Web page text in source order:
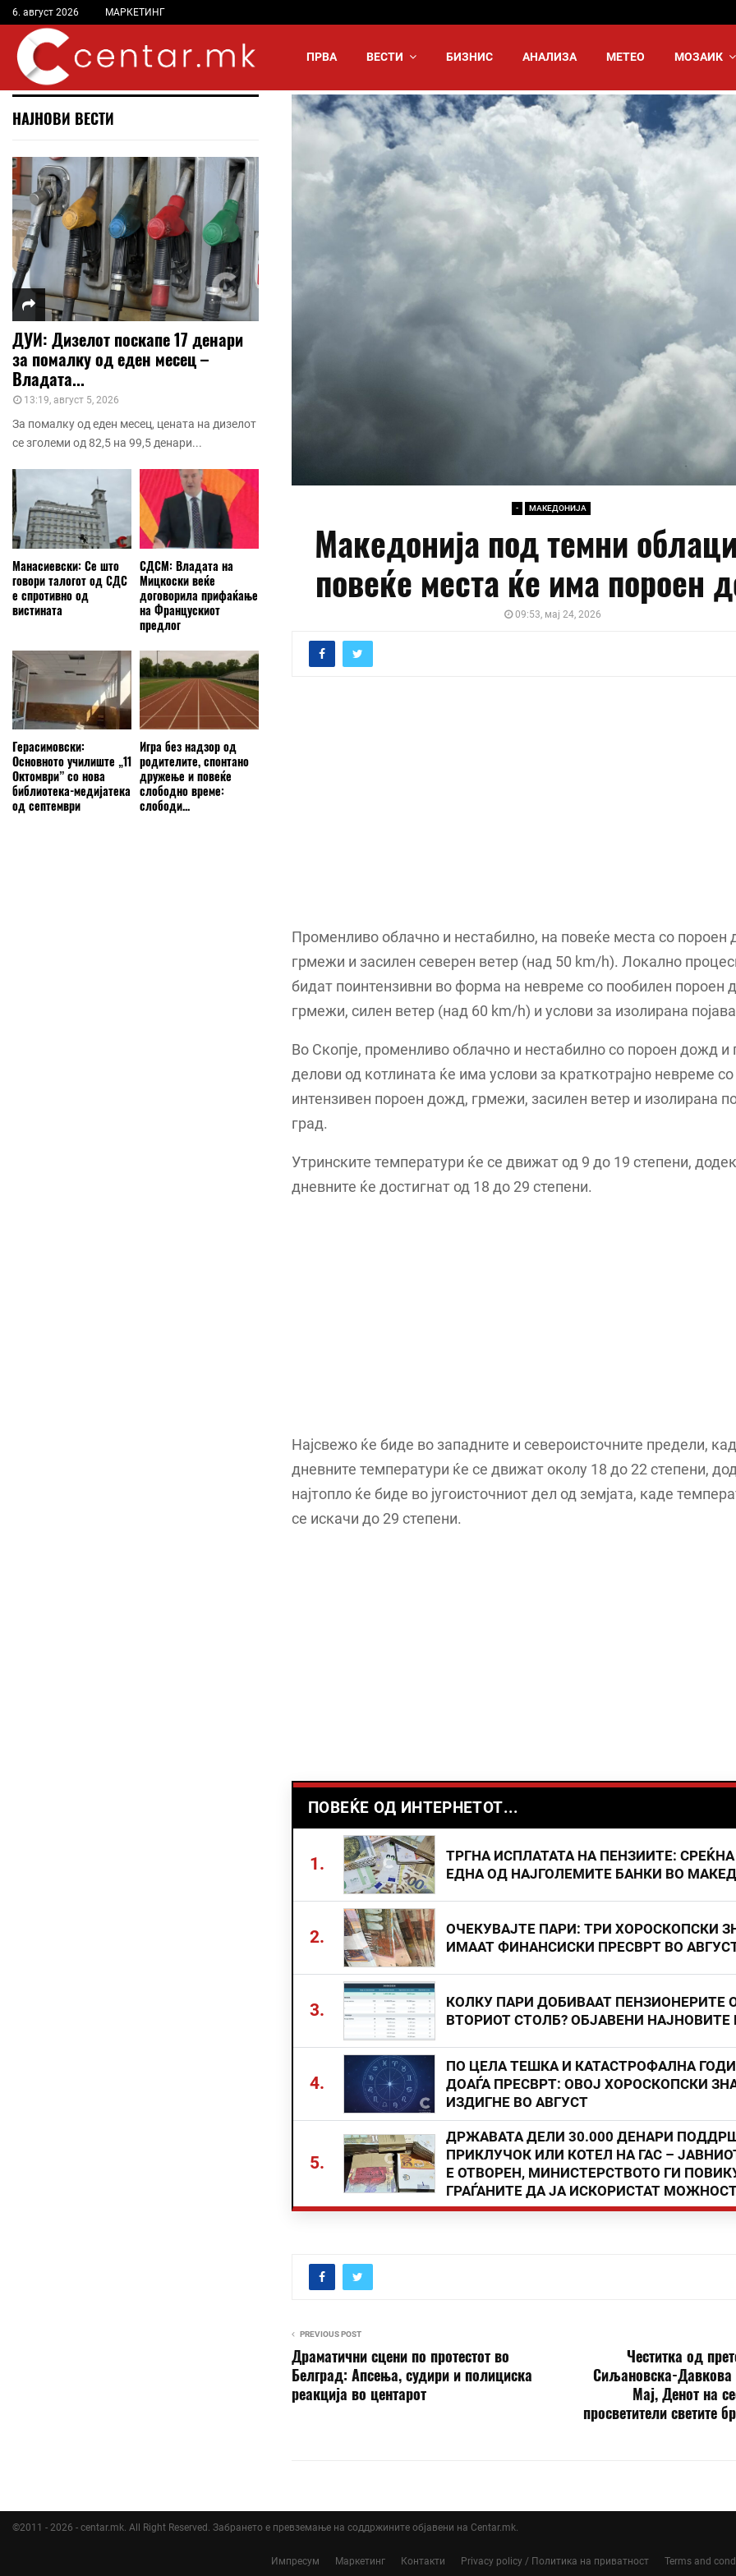
6. август 2026 МАРКЕТИНГ
ПРВА ВЕСТИ БИЗНИС АНАЛИЗА МЕТЕО МОЗАИК
- МАКЕДОНИЈА
Македонија под темни
повеќе места ќе има пороен
09:53, мај 24, 2026
Променливо облачно и нестабилно, на повеќе места со пороен
грмежи и засилен северен ветер (над 50 km/h). Локално
бидат поинтензивни во форма на невреме со пообилен пороен
грмежи, силен ветер (над 60 km/h) и услови за изолирана
Во Скопје, променливо облачно и нестабилно со пороен дожд
делови од котлината ќе има услови за краткотрајно невреме со
интензивен пороен дожд, грмежи, засилен ветер и изолирана
град.
Утринските температури ќе се движат од 9 до 19 степени,
дневните ќе достигнат од 18 до 29 степени.
Најсвежо ќе биде во западните и североисточните предели,
дневните температури ќе се движат околу 18 до 22 степени,
најтопло ќе биде во југоисточниот дел од земјата, каде
се искачи до 29 степени.
ПОВЕЌЕ ОД ИНТЕРНЕТОТ...
1.
ТРГНА ИСПЛАТАТА НА ПЕНЗИИТЕ:
ЕДНА ОД НАЈГОЛЕМИТЕ БАНКИ ВО
2.
ОЧЕКУВАЈТЕ ПАРИ: ТРИ ХОРОСКОПСКИ
ИМААТ ФИНАНСИСКИ ПРЕСВРТ ВО
3.
КОЛКУ ПАРИ ДОБИВААТ ПЕНЗИОНЕРИТЕ
ВТОРИОТ СТОЛБ? ОБЈАВЕНИ НАЈНОВИТЕ
4.
ПО ЦЕЛА ТЕШКА И КАТАСТРОФАЛНА
ДОАЃА ПРЕСВРТ: ОВОЈ ХОРОСКОПСКИ
ИЗДИГНЕ ВО АВГУСТ
5.
ДРЖАВАТА ДЕЛИ 30.000 ДЕНАРИ
ПРИКЛУЧОК ИЛИ КОТЕЛ НА ГАС –
Е ОТВОРЕН, МИНИСТЕРСТВОТО ГИ
ГРАЃАНИТЕ ДА ЈА ИСКОРИСТАТ
PREVIOUS POST
Драматични сцени по протестот во
Белград: Апсења, судири и полициска
реакција во центарот
Честитка од
Сиљановска-Давкова
Мај, Денот на
просветители светите
НАЈНОВИ ВЕСТИ
ДУИ: Дизелот поскапе 17 денари
за помалку од еден месец –
Владата...
13:19, август 5, 2026
За помалку од еден месец, цената на дизелот
се зголеми од 82,5 на 99,5 денари...
Манасиевски: Се што
говори талогот од СДС
е спротивно од
вистината
СДСМ: Владата на
Мицкоски веќе
договорила прифаќање
на Францускиот
предлог
Герасимовски:
Основното училиште „11
Октомври” со нова
библиотека-медијатека
од септември
Игра без надзор од
родителите, спонтано
дружење и повеќе
слободно време:
слободи...
©2011 - 2026 - centar.mk. All Right Reserved. Забрането е превземање на соддржините објавени на Centar.mk.
Импресум Маркетинг Контакти Privacy policy / Политика на приватност Terms and